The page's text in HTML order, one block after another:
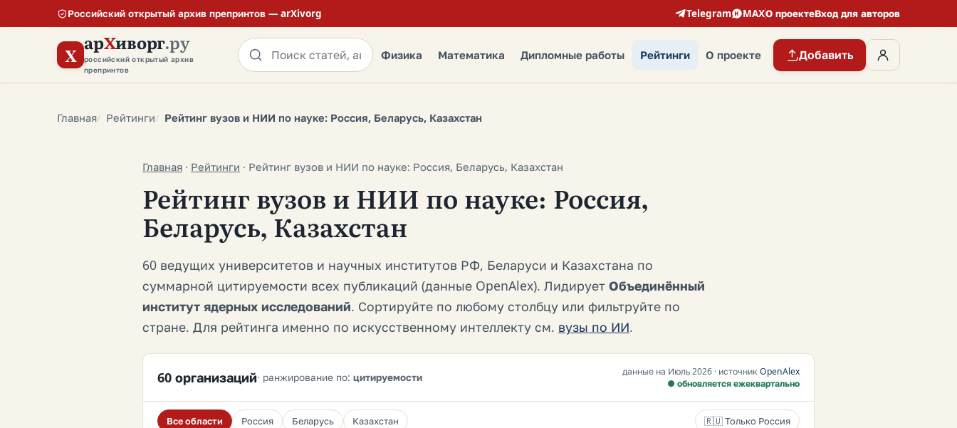
Российский открытый архив препринтов — arXivorg Telegram MAXО проектеВход для авторов
X арХиворг.ру
российский открытый архив
препринтов
Физика Математика Дипломные работы Рейтинги О проекте Добавить
Главная Рейтинги Рейтинг вузов и НИИ по науке: Россия, Беларусь, Казахстан
Главная · Рейтинги · Рейтинг вузов и НИИ по науке: Россия, Беларусь, Казахстан
Рейтинг вузов и НИИ по науке: Россия,
Беларусь, Казахстан
60 ведущих университетов и научных институтов РФ, Беларуси и Казахстана по
суммарной цитируемости всех публикаций (данные OpenAlex). Лидирует Объединённый
институт ядерных исследований. Сортируйте по любому столбцу или фильтруйте по
стране. Для рейтинга именно по искусственному интеллекту см. вузы по ИИ.
60 организаций· ранжирование по: цитируемости данные на Июль 2026 · источникOpenAlex
● обновляется ежеквартально
Все области Россия Беларусь Казахстан 🇷🇺 Только Россия